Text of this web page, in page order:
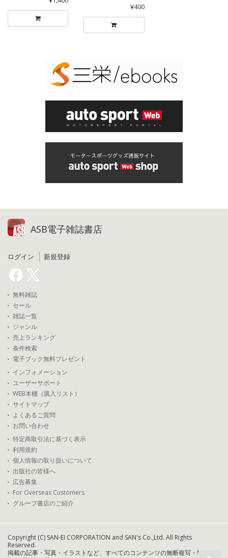
¥400
ASB電子雑誌書店
ログイン 新規登録
無料雑誌
セール
雑誌一覧
ジャンル
売上ランキング
条件検索
電子ブック無料プレゼント
インフォメーション
ユーザーサポート
WEB本棚（購入リスト）
サイトマップ
よくあるご質問
お問い合わせ
特定商取引法に基づく表示
利用規約
個人情報の取り扱いについて
出版社の皆様へ
広告募集
For Overseas Customers
グループ書店のご紹介
Copyright (C) SAN-EI CORPORATION and SAN's Co.,Ltd. All Rights
Reserved.
掲載の記事・写真・イラストなど、すべてのコンテンツの無断複写・転載・